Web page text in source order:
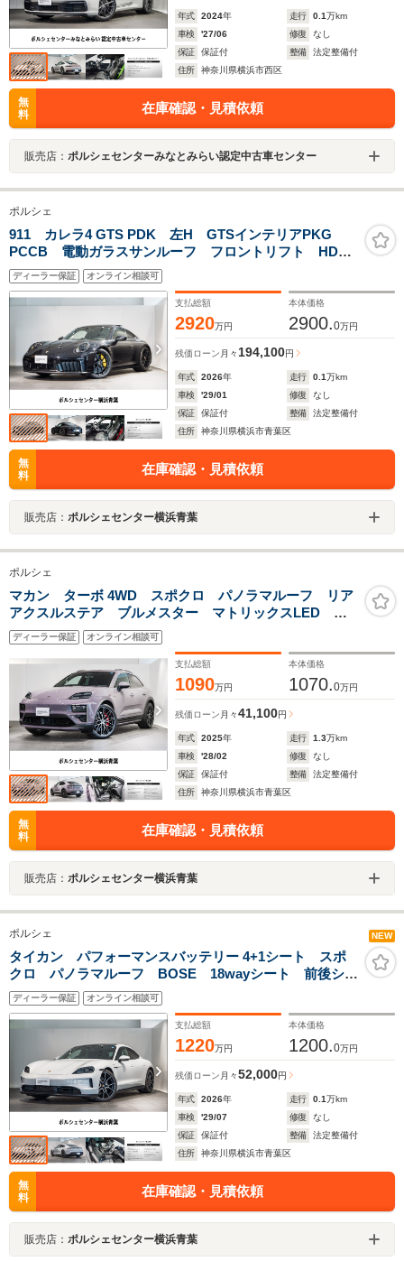
年式 2024年 走行 0.1万km
車検
'27/06 修復
なし
保証
保証付 整備
法定整備付
住所
神奈川県横浜市西区
無
料
在庫確認・見積依頼
販売店： ポルシェセンターみなとみらい認定中古車センター
ポルシェ
911 カレラ4 GTS PDK 左H GTSインテリアPKG
PCCB 電動ガラスサンルーフ フロントリフト HDマ
トリックスLED BOSE 18way電動アダプティブスポー
ツシートプラス リアシート プライバシーガラス
ディーラー保証 オンライン相談可
支払総額
2920万円
本体価格
2900.0万円
残価ローン 月々 194,100円
年式 2026年 走行 0.1万km
車検
'29/01 修復
なし
保証
保証付 整備
法定整備付
住所
神奈川県横浜市青葉区
無
料
在庫確認・見積依頼
販売店： ポルシェセンター横浜青葉
ポルシェ
マカン ターボ 4WD スポクロ パノラマルーフ リア
アクスルステア ブルメスター マトリックスLED 拡
張現実ヘッドアップディスプレイ 22インチ RS Spyder
Design ホイール オフロードデザインパッケージ プラ
イバシーガラス
ディーラー保証 オンライン相談可
支払総額
1090万円
本体価格
1070.0万円
残価ローン 月々41,100円
年式 2025年 走行 1.3万km
車検
'28/02 修復
なし
保証
保証付 整備
法定整備付
住所
神奈川県横浜市青葉区
無
料
在庫確認・見積依頼
販売店： ポルシェセンター横浜青葉
ポルシェ NEW
タイカン パフォーマンスバッテリー 4+1シート スポ
クロ パノラマルーフ BOSE 18wayシート 前後シー
トヒーター ベンチレーション ソフトクローズ 21イ
ンチ RS Spyder デザインホイール エレクトリックスポ
ーツサウンド プライバシーガラス
ディーラー保証 オンライン相談可
支払総額
1220万円
本体価格
1200.0万円
残価ローン 月々52,000円
年式 2026年 走行 0.1万km
車検
'29/07 修復
なし
保証
保証付 整備
法定整備付
住所
神奈川県横浜市青葉区
無
料
在庫確認・見積依頼
販売店： ポルシェセンター横浜青葉